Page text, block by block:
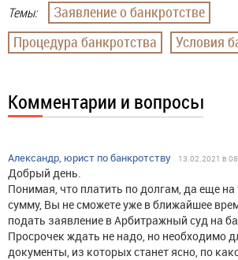
Темы:
Заявление о банкротстве
Процедура банкротства
Условия
Комментарии и вопросы
Александр, юрист по банкротству 13.02.2021 в
Добрый день.
Понимая, что платить по долгам, да еще
сумму, Вы не сможете уже в ближайшее
подать заявление в Арбитражный суд на
Просрочек ждать не надо, но необходимо
документы, из которых станет ясно, по